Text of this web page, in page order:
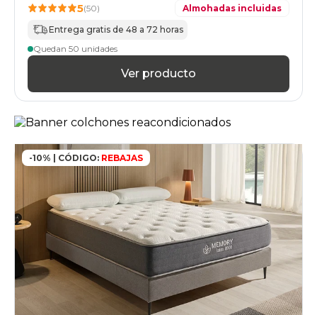
colchones
160x190cm-
colchones
160x200cm-
doble
colchones
colchones
especial
colchones
160x220cm-
especial
colchones
180x180cm-
doble
colchones
180x180cm
colchones
180x190cm-
5(50) Almohadas incluidas
Entrega gratis de 48 a 72 horas
Quedan 50 unidades
Ver producto
-10% | CÓDIGO: REBAJAS